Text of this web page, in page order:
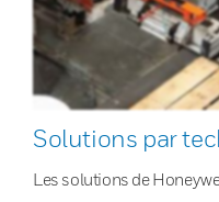
Solutions par
Les solutions de